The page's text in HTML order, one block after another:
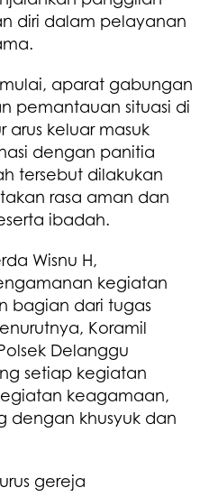
diri dalam pelayanan
aparat gabungan
pemantauan situasi di
arus keluar masuk
dengan panitia
tersebut dilakukan
rasa aman dan
ibadah.
Wisnu H,
kegiatan
bagian dari tugas
Koramil
Delanggu
setiap kegiatan
keagamaan,
dengan khusyuk dan
gereja